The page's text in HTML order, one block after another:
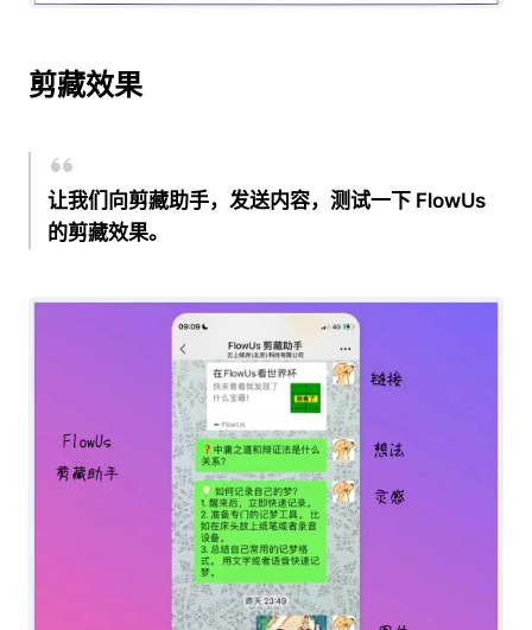
剪藏效果
让我们向剪藏助手，发送内容，测试一下 FlowUs
的剪藏效果。